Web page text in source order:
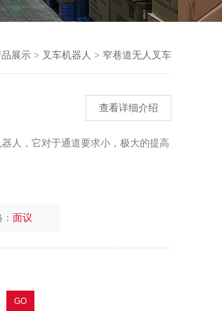
品展示 > 叉车机器人 > 窄巷道无人叉车
查看详细介绍
人，它对于通道要求小，极大的提高
面议